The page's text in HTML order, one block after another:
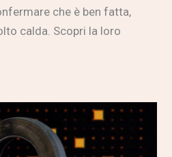
che è ben fatta,
calda. Scopri la loro